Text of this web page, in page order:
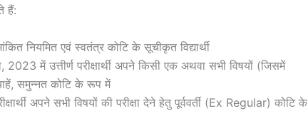
हैं:
नियमित एवं स्वतंत्र कोटि के सूचीकृत विद्यार्थी
2023 में उत्तीर्ण परीक्षार्थी अपने किसी एक अथवा सभी विषयों (जिसमें
समुन्नत कोटि के रूप में
अपने सभी विषयों की परीक्षा देने हेतु पूर्ववर्ती (Ex Regular) कोटि के